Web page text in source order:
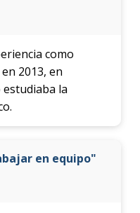
como
2013, en
la
en equipo"